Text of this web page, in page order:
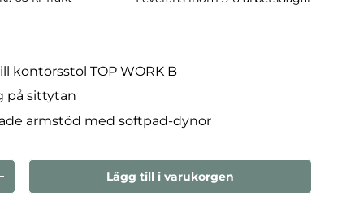
kontorsstol TOP WORK B
på sittytan
armstöd med softpad-dynor
kvantiteten Lägg till i varukorgen